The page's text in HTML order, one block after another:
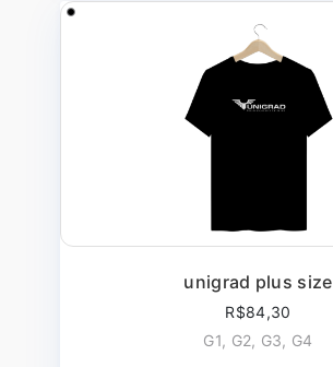
unigrad plus size
R$84,30
G1, G2, G3, G4